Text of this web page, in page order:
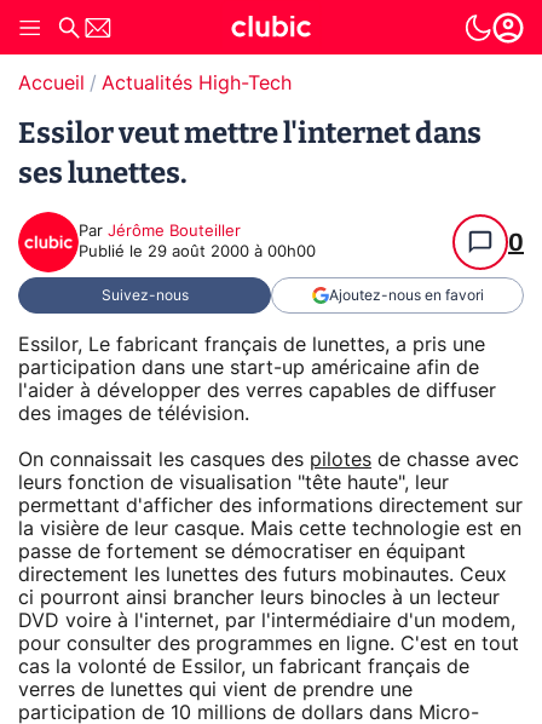
Accueil Actualités High-Tech
Essilor veut mettre l'internet dans
ses lunettes.
Par Jérôme Bouteiller
Publié le 29 août 2000 à 00h00 0
Suivez-nous Ajoutez-nous en favori
Essilor, Le fabricant français de lunettes, a pris une
participation dans une start-up américaine afin de
l'aider à développer des verres capables de diffuser
des images de télévision.
On connaissait les casques des pilotes de chasse avec
leurs fonction de visualisation "tête haute", leur
permettant d'afficher des informations directement sur
la visière de leur casque. Mais cette technologie est en
passe de fortement se démocratiser en équipant
directement les lunettes des futurs mobinautes. Ceux
ci pourront ainsi brancher leurs binocles à un lecteur
DVD voire à l'internet, par l'intermédiaire d'un modem,
pour consulter des programmes en ligne. C'est en tout
cas la volonté de Essilor, un fabricant français de
verres de lunettes qui vient de prendre une
participation de 10 millions de dollars dans Micro-